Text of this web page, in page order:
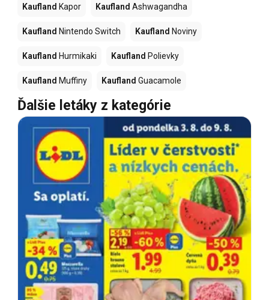
Kaufland Kapor Kaufland Ashwagandha
Kaufland Nintendo Switch Kaufland Noviny
Kaufland Hurmikaki Kaufland Polievky
Kaufland Muffiny Kaufland Guacamole
Ďalšie letáky z kategórie